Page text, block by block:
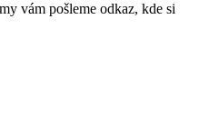
vám pošleme odkaz, kde si